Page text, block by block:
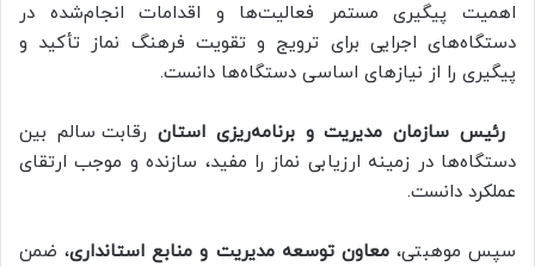
اهمیت پیگیری مستمر فعالیت‌ها و اقدامات انجام‌شده در
دستگاه‌های اجرایی برای ترویج و تقویت فرهنگ نماز تأکید و
پیگیری را از نیازهای اساسی دستگاه‌ها دانست.
رئیس سازمان مدیریت و برنامه‌ریزی استان رقابت سالم بین
دستگاه‌ها در زمینه ارزیابی نماز را مفید، سازنده و موجب ارتقای
عملکرد دانست.
سپس موهبتی،معاون توسعه مدیریت و منابع استانداری، ضمن